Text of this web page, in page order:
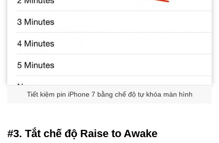
Tiết kiệm pin iPhone 7 bằng chế độ tự khóa màn hình
#3. Tắt chế độ Raise to Awake